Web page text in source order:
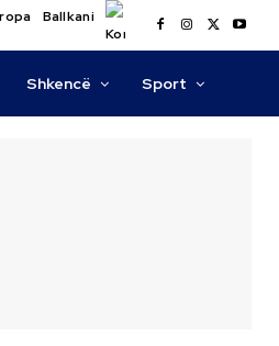
Ballkani
Shkencë Sport